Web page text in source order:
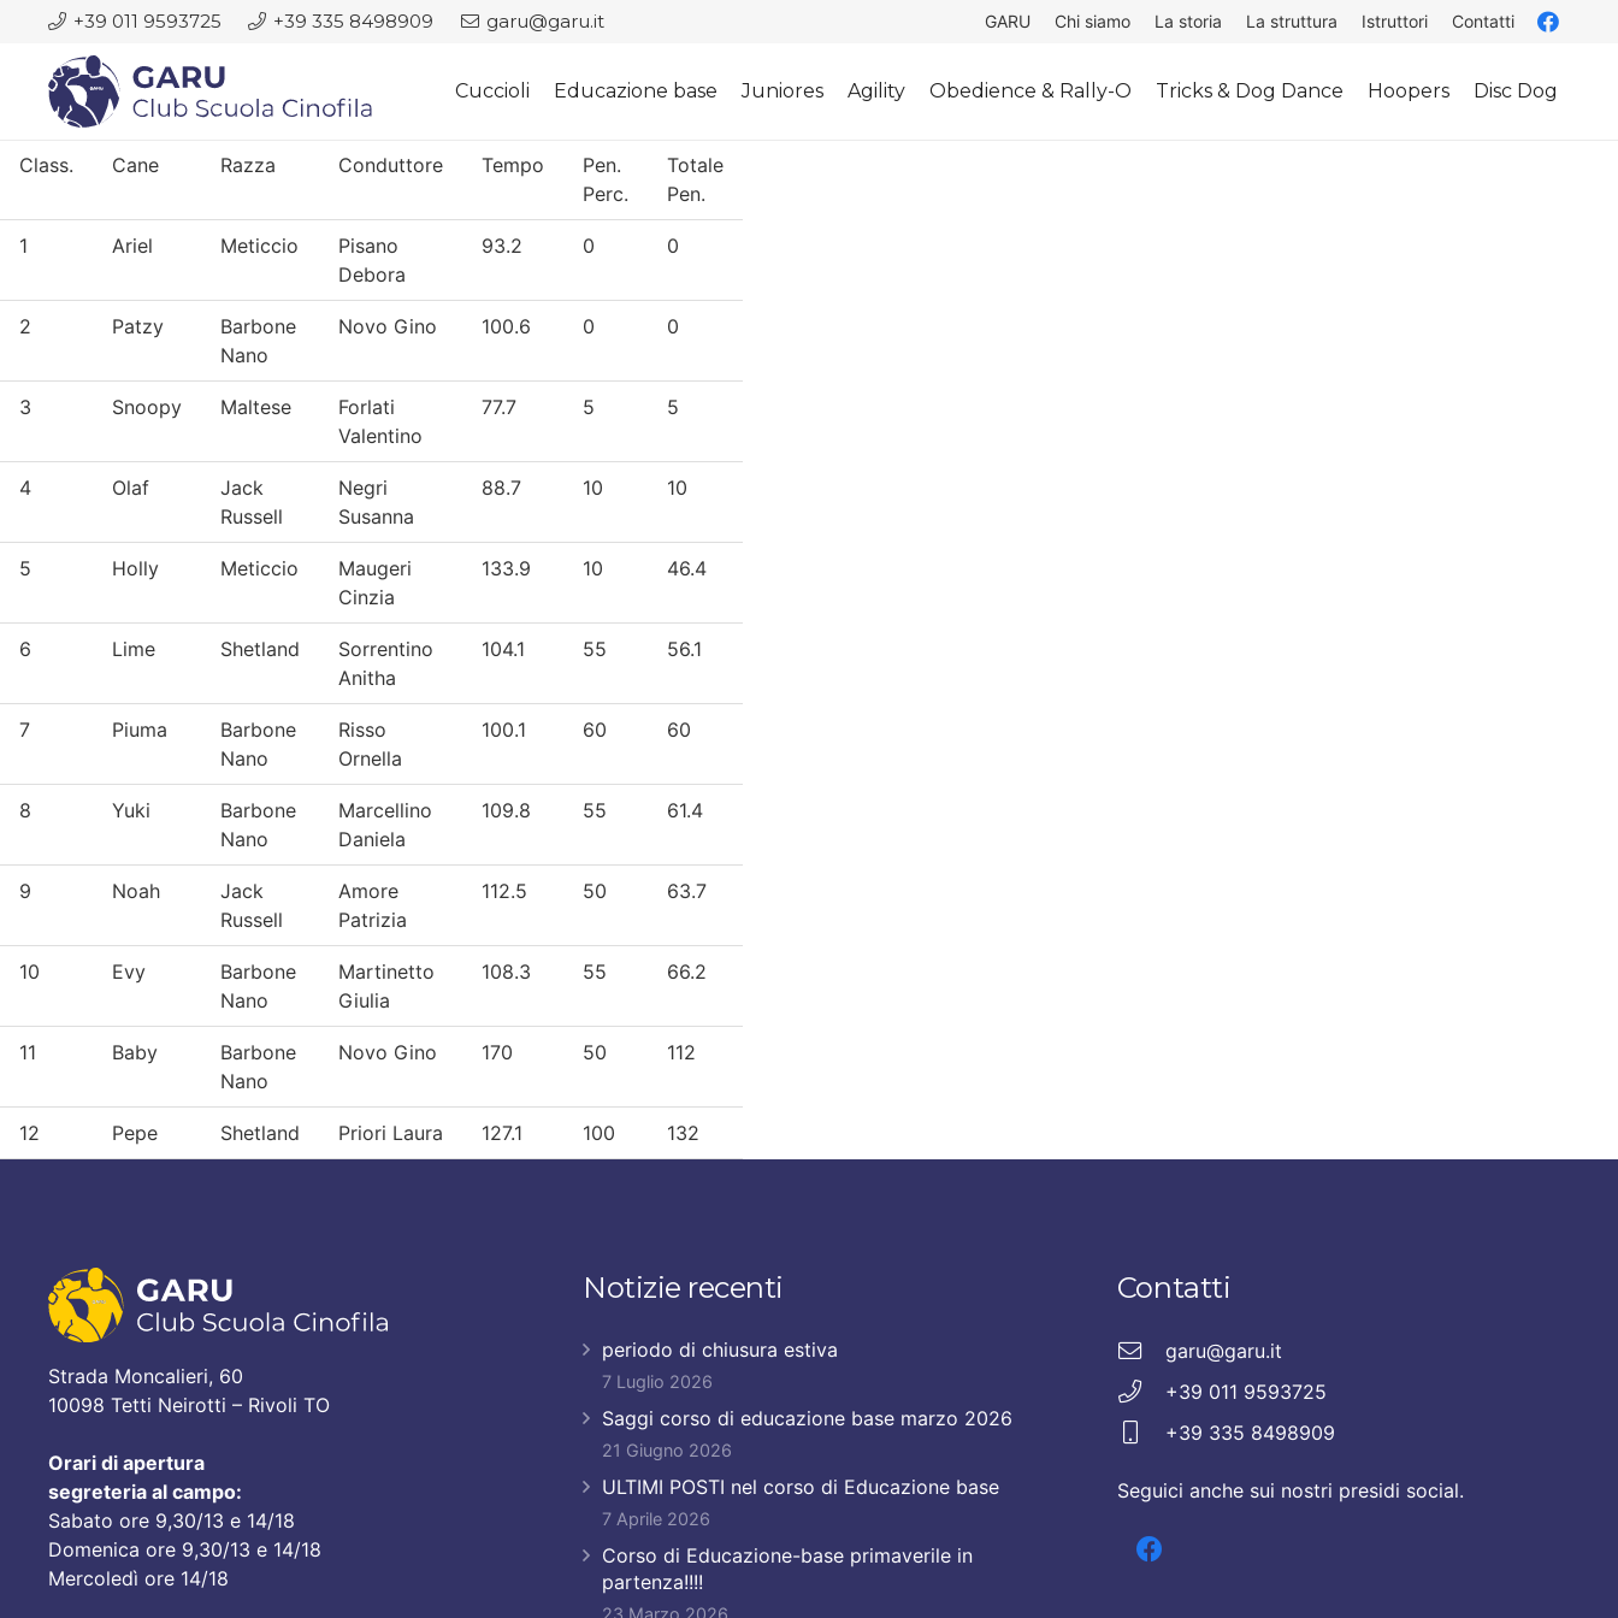
+39 011 9593725 +39 335 8498909 garu@garu.it GARU Chi siamo La storia La struttura Istruttori Contatti
Cuccioli Educazione base Juniores Agility Obedience & Rally-O Tricks & Dog Dance Hoopers Disc Dog
Class. Cane Razza Conduttore Tempo
Pen.
Perc.
Totale
Pen.
1 Ariel Meticcio
Pisano
Debora
93.2 0 0
2 Patzy
Barbone
Nano
Novo Gino 100.6 0 0
3 Snoopy Maltese
Forlati
Valentino
77.7 5 5
4 Olaf
Jack
Russell
Negri
Susanna
88.7 10 10
5 Holly Meticcio
Maugeri
Cinzia
133.9 10 46.4
6 Lime Shetland
Sorrentino
Anitha
104.1 55 56.1
7 Piuma
Barbone
Nano
Risso
Ornella
100.1 60 60
8 Yuki
Barbone
Nano
Marcellino
Daniela
109.8 55 61.4
9 Noah
Jack
Russell
Amore
Patrizia
112.5 50 63.7
10 Evy
Barbone
Nano
Martinetto
Giulia
108.3 55 66.2
11 Baby
Barbone
Nano
Novo Gino 170 50 112
12 Pepe Shetland Priori Laura 127.1 100 132
Strada Moncalieri, 60
10098 Tetti Neirotti – Rivoli TO
Orari di apertura
segreteria al campo:
Sabato ore 9,30/13 e 14/18
Domenica ore 9,30/13 e 14/18
Mercoledì ore 14/18
Notizie recenti
periodo di chiusura estiva
7 Luglio 2026
Saggi corso di educazione base marzo 2026
21 Giugno 2026
ULTIMI POSTI nel corso di Educazione base
7 Aprile 2026
Corso di Educazione-base primaverile in
partenza!!!!
23 Marzo 2026
Contatti
garu@garu.it
+39 011 9593725
+39 335 8498909
Seguici anche sui nostri presidi social.